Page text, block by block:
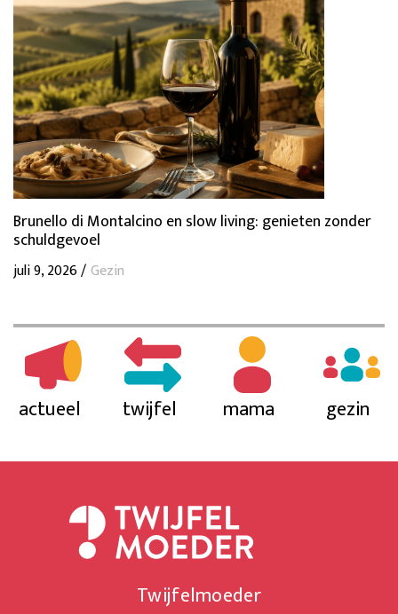
Brunello di Montalcino en slow living: genieten zonder
schuldgevoel
juli 9, 2026 /Gezin
actueel twijfel mama gezin
Twijfelmoeder